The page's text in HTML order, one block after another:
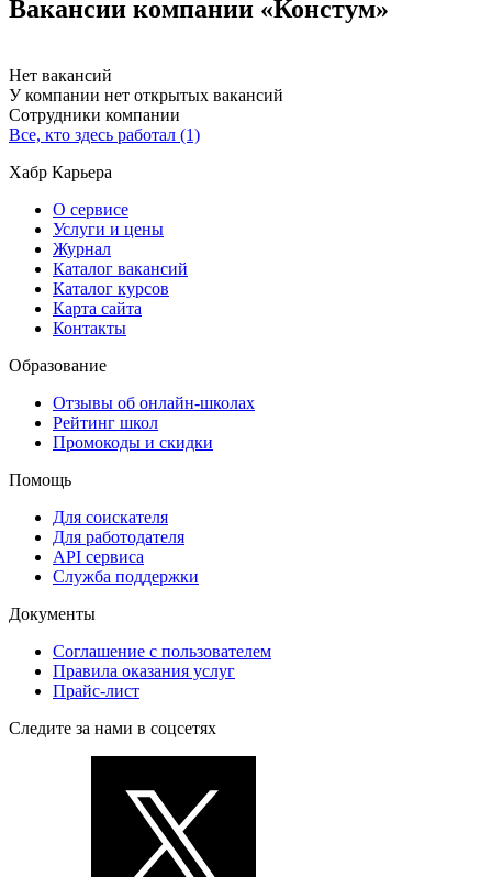
Вакансии компании «Констум»
Нет вакансий
У компании нет открытых вакансий
Сотрудники компании
Все, кто здесь работал (1)
Хабр Карьера
О сервисе
Услуги и цены
Журнал
Каталог вакансий
Каталог курсов
Карта сайта
Контакты
Образование
Отзывы об онлайн-школах
Рейтинг школ
Промокоды и скидки
Помощь
Для соискателя
Для работодателя
API сервиса
Служба поддержки
Документы
Соглашение с пользователем
Правила оказания услуг
Прайс-лист
Следите за нами в соцсетях